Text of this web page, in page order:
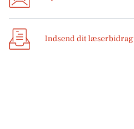
Indsend dit læserbidrag